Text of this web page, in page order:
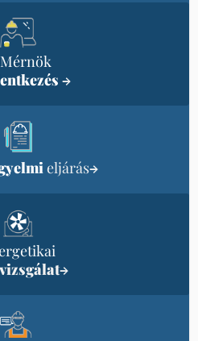
→
eljárás→
→